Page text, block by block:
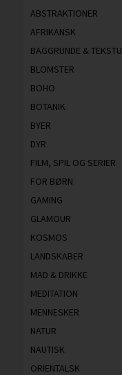
ABSTRAKTIONER
AFRIKANSK
BAGGRUNDE &
BLOMSTER
BOHO
BOTANIK
BYER
DYR
FILM, SPIL OG SERIER
FOR BØRN
GAMING
GLAMOUR
KOSMOS
LANDSKABER
MAD & DRIKKE
MEDITATION
MENNESKER
NATUR
NAUTISK
ORIENTALSK